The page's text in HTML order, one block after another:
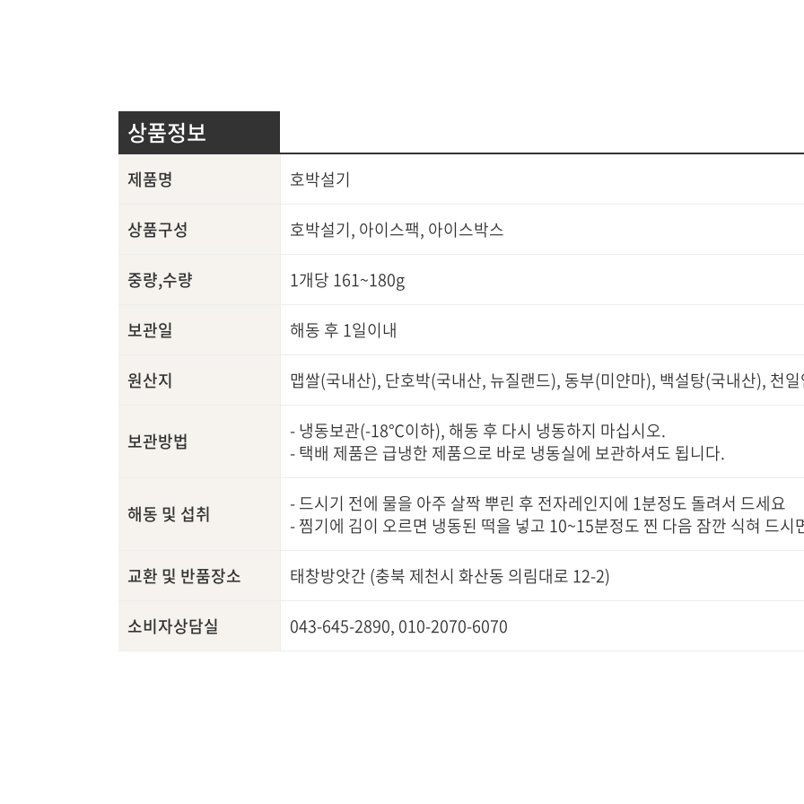
상품정보
제품명 호박설기
상품구성 호박설기, 아이스팩, 아이스박스
중량,수량 1개당 161~180g
보관일 해동 후 1일이내
원산지 맵쌀(국내산), 단호박(국내산, 뉴질랜드), 동부(미얀마), 백설탕(국내산), 천
보관방법
- 냉동보관(-18℃이하), 해동 후 다시 냉동하지 마십시오.
- 택배 제품은 급냉한 제품으로 바로 냉동실에 보관하셔도 됩니다.
해동 및 섭취
- 드시기 전에 물을 아주 살짝 뿌린 후 전자레인지에 1분정도 돌려서 드세요
- 찜기에 김이 오르면 냉동된 떡을 넣고 10~15분정도 찐 다음 잠깐 식혀 드
교환 및 반품장소 태창방앗간 (충북 제천시 화산동 의림대로 12-2)
소비자상담실 043-645-2890, 010-2070-6070